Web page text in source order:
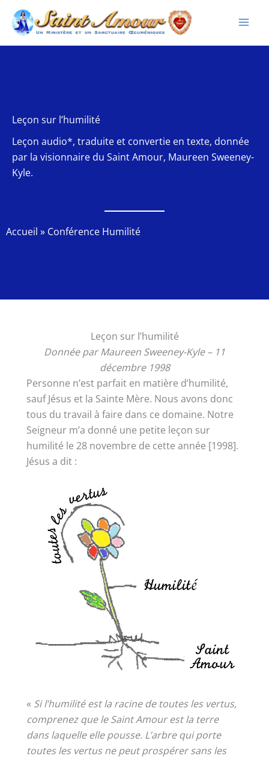
Aller
contenu
Leçon sur l’humilité
Leçon audio*, traduite et convertie en texte, donnée
par la visionnaire du Saint Amour, Maureen Sweeney-
Kyle.
Accueil » Conférence Humilité
Leçon sur l’humilité
Donnée par Maureen Sweeney-Kyle – 11
décembre 1998
Personne n’est parfait en matière d’humilité,
sauf Jésus et la Sainte Mère. Nous avons donc
tous du travail à faire dans ce domaine. Notre
Seigneur m’a donné une petite leçon sur
humilité le 28 novembre de cette année [1998].
Jésus a dit :
« Si l’humilité est la racine de toutes les vertus,
comprenez que le Saint Amour est la terre
dans laquelle elle pousse. L’arbre qui porte
toutes les vertus ne peut prospérer sans les